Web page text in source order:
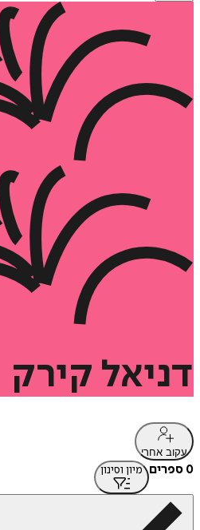
דניאל קירק
עקוב אחרי
0 ספרים מיון וסינון